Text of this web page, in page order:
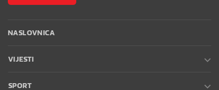
NASLOVNICA
VIJESTI
SPORT